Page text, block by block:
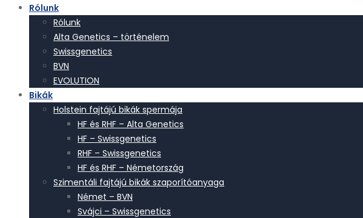
Rólunk
Rólunk
Alta Genetics – történelem
Swissgenetics
BVN
EVOLUTION
Bikák
Holstein fajtájú bikák spermája
HF és RHF – Alta Genetics
HF – Swissgenetics
RHF – Swissgenetics
HF és RHF – Németország
Szimentáli fajtájú bikák szaporítóanyaga
Német – BVN
Svájci – Swissgenetics